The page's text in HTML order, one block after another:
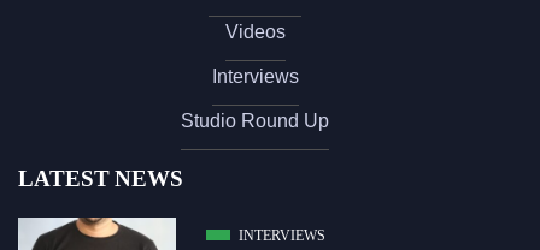
Videos
Interviews
Studio Round Up
LATEST NEWS
INTERVIEWS